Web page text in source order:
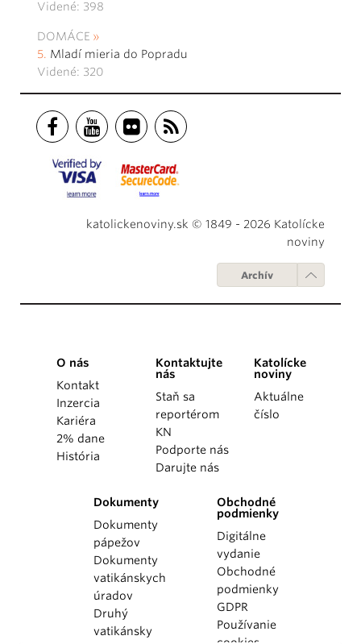
Videné: 398
DOMÁCE
Mladí mieria do Popradu
Videné: 320
katolickenoviny.sk © 1849 - 2026 Katolícke
noviny
Archív
O nás
Kontakt
Inzercia
Kariéra
2% dane
História
Kontaktujte
nás
Staň sa
reportérom
KN
Podporte nás
Darujte nás
Katolícke
noviny
Aktuálne
číslo
Dokumenty
Dokumenty
pápežov
Dokumenty
vatikánskych
úradov
Druhý
vatikánsky
Obchodné
podmienky
Digitálne
vydanie
Obchodné
podmienky
GDPR
Používanie